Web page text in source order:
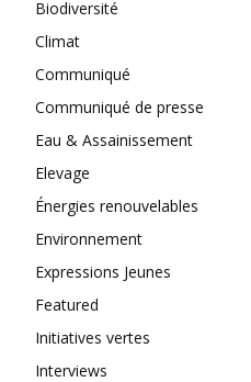
Biodiversité
Climat
Communiqué
Communiqué de presse
Eau & Assainissement
Elevage
Énergies renouvelables
Environnement
Expressions Jeunes
Featured
Initiatives vertes
Interviews